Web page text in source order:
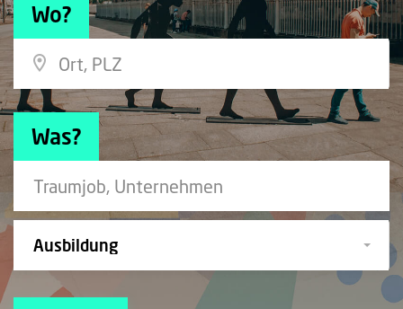
Wo?
Was?
Ausbildung